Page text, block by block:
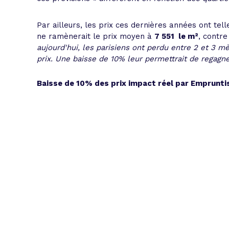
Par ailleurs, les prix ces dernières années ont
ne ramènerait le prix moyen à 7 551  le m², contre
aujourd'hui, les parisiens ont perdu entre 2 et 3
prix. Une baisse de 10% leur permettrait de
Baisse de 10% des prix impact réel par